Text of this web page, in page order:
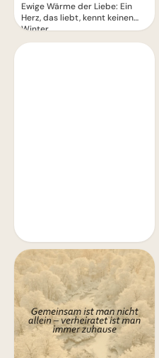
Ewige Wärme der Liebe: Ein
Herz, das liebt, kennt keinen
Winter